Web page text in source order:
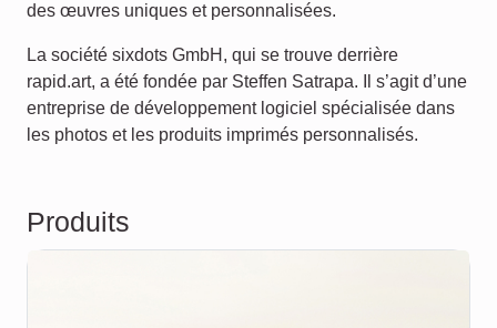
des œuvres uniques et personnalisées.
La société sixdots GmbH, qui se trouve derrière
rapid.art, a été fondée par Steffen Satrapa. Il s’agit d’une
entreprise de développement logiciel spécialisée dans
les photos et les produits imprimés personnalisés.
Produits